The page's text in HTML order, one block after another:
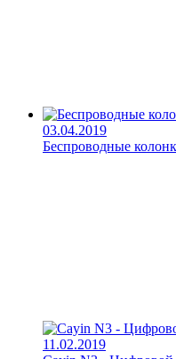
03.04.2019
Беспроводные
11.02.2019